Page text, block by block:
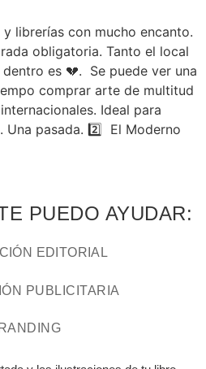
librerías con mucho encanto.
obligatoria. Tanto el local
es 💔. Se puede ver una
comprar arte de multitud
Ideal para
Una pasada. 2️⃣ El Moderno
PUEDO AYUDAR:
EDITORIAL
PUBLICITARIA